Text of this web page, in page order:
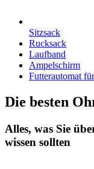
Sitzsack
Rucksack
Laufband
Ampelschirm
Futterautomat
Die besten
Alles, was Sie
wissen sollten